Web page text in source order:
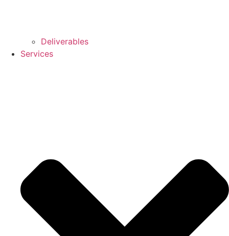
Deliverables
Services